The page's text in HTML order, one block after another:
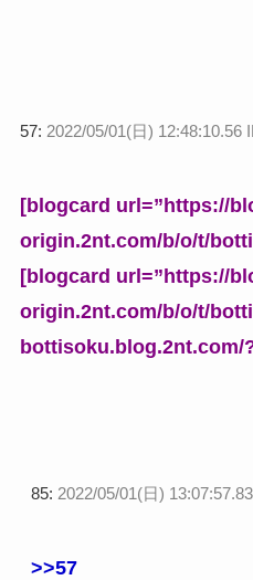
57: 2022/05/01(日) 12:48:10.56
[blogcard url=”https://
origin.2nt.com/b/o/t/
[blogcard url=”https://
origin.2nt.com/b/o/t/
bottisoku.blog.2nt.com/
85: 2022/05/01(日)
>>57